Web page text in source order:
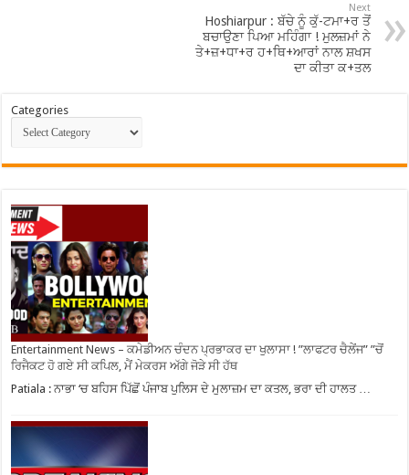
Next
Hoshiarpur : ਬੱਚੇ ਨੂੰ ਕੁੱ-ਟਮਾ+ਰ ਤੋਂ
ਬਚਾਉਣਾ ਪਿਆ ਮਹਿੰਗਾ ! ਮੁਲਜ਼ਮਾਂ ਨੇ
ਤੇ+ਜ਼+ਧਾ+ਰ ਹ+ਥਿ+ਆਰਾਂ ਨਾਲ ਸ਼ਖਸ
ਦਾ ਕੀਤਾ ਕ+ਤਲ
Categories
Entertainment News – ਕਮੇਡੀਅਨ ਚੰਦਨ ਪ੍ਰਭਾਕਰ ਦਾ ਖੁਲਾਸਾ ! ”ਲਾਫਟਰ ਚੈਲੇਂਜ” ”ਚੋਂ
ਰਿਜੈਕਟ ਹੋ ਗਏ ਸੀ ਕਪਿਲ, ਮੈਂ ਮੇਕਰਸ ਅੱਗੇ ਜੋੜੇ ਸੀ ਹੱਥ
Patiala : ਨਾਭਾ ‘ਚ ਬਹਿਸ ਪਿੱਛੋਂ ਪੰਜਾਬ ਪੁਲਿਸ ਦੇ ਮੁਲਾਜ਼ਮ ਦਾ ਕਤਲ, ਭਰਾ ਦੀ ਹਾਲਤ …